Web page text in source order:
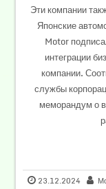
Эти компании
Японские
Motor
интеграции
компании.
службы
меморандум о
23.12.2024